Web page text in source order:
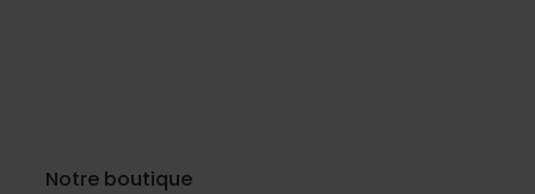
Notre boutique